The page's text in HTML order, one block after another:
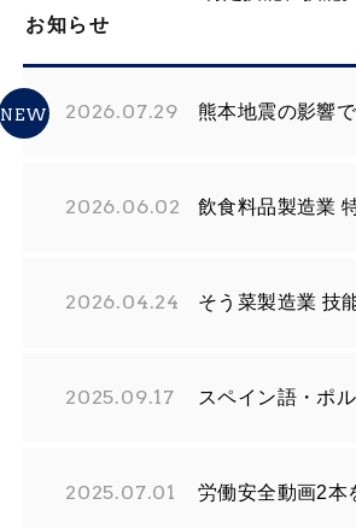
お知らせ
NEW 2026.07.29 熊本地震の影響
2026.06.02 飲食料品製造業
2026.04.24 そう菜製造業 技
2025.09.17 スペイン語・ポ
2025.07.01 労働安全動画2本